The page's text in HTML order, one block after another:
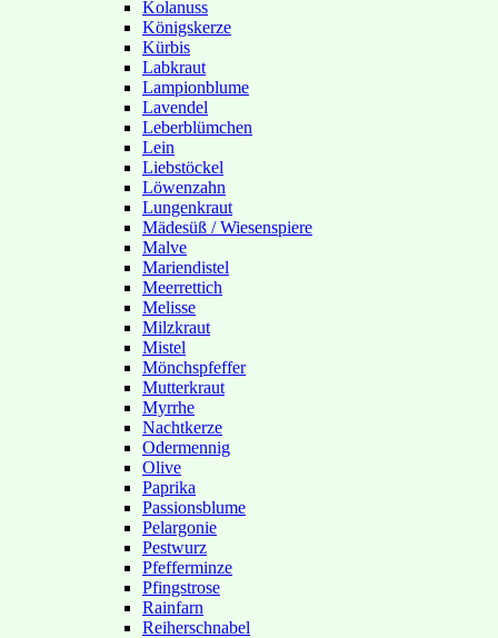
Kolanuss
Königskerze
Kürbis
Labkraut
Lampionblume
Lavendel
Leberblümchen
Lein
Liebstöckel
Löwenzahn
Lungenkraut
Mädesüß / Wiesenspiere
Malve
Mariendistel
Meerrettich
Melisse
Milzkraut
Mistel
Mönchspfeffer
Mutterkraut
Myrrhe
Nachtkerze
Odermennig
Olive
Paprika
Passionsblume
Pelargonie
Pestwurz
Pfefferminze
Pfingstrose
Rainfarn
Reiherschnabel